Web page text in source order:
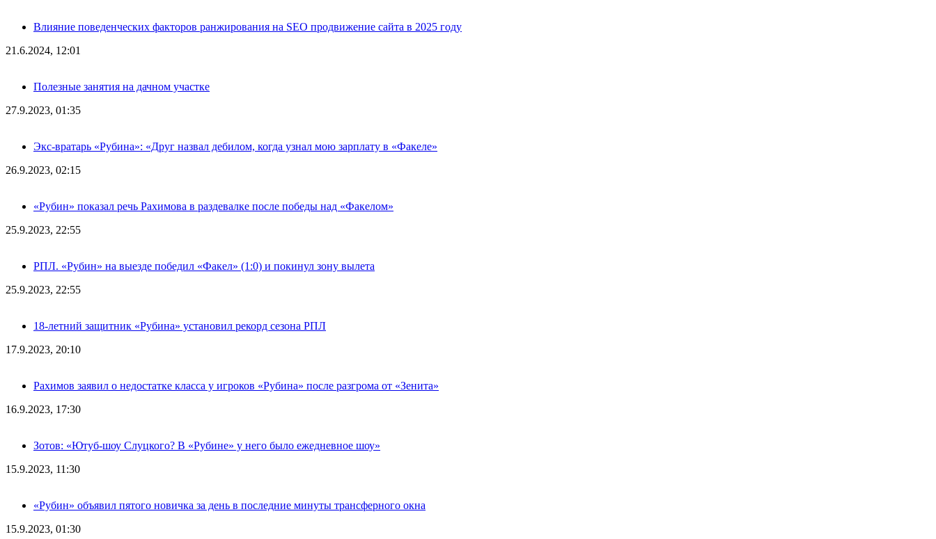
Влияние поведенческих факторов ранжирования на SEO продвижение сайта в 2025 году
21.6.2024, 12:01
Полезные занятия на дачном участке
27.9.2023, 01:35
Экс-вратарь «Рубина»: «Друг назвал дебилом, когда узнал мою зарплату в «Факеле»
26.9.2023, 02:15
«Рубин» показал речь Рахимова в раздевалке после победы над «Факелом»
25.9.2023, 22:55
РПЛ. «Рубин» на выезде победил «Факел» (1:0) и покинул зону вылета
25.9.2023, 22:55
18-летний защитник «Рубина» установил рекорд сезона РПЛ
17.9.2023, 20:10
Рахимов заявил о недостатке класса у игроков «Рубина» после разгрома от «Зенита»
16.9.2023, 17:30
Зотов: «Ютуб-шоу Слуцкого? В «Рубине» у него было ежедневное шоу»
15.9.2023, 11:30
«Рубин» объявил пятого новичка за день в последние минуты трансферного окна
15.9.2023, 01:30